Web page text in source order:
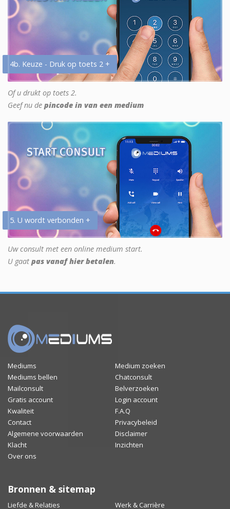
4b. Keuze - Druk op toets 2 +
Of u drukt op toets 2.
Geef nu de pincode in van een medium
5. U wordt verbonden +
Uw consult met een online medium start.
U gaat pas vanaf hier betalen.
Mediums
Medium zoeken
Mediums bellen
Chatconsult
Mailconsult
Belverzoeken
Gratis account
Login account
Kwaliteit
F.A.Q
Contact
Privacybeleid
Algemene voorwaarden
Disclaimer
Klacht
Inzichten
Over ons
Bronnen & sitemap
Liefde & Relaties Werk & Carrière